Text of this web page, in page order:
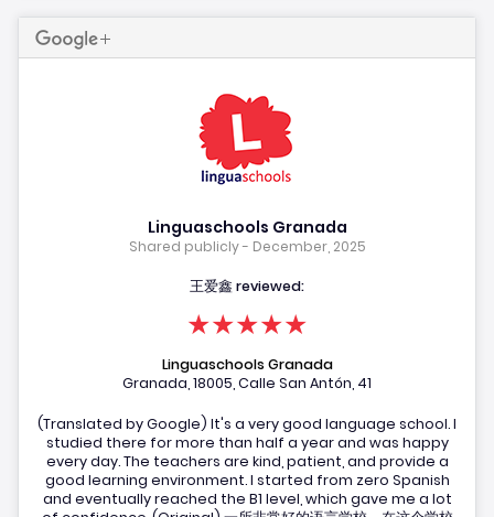
Linguaschools Granada
Shared publicly - December, 2025
王爱鑫 reviewed:
★★★★★
Linguaschools Granada
Granada, 18005, Calle San Antón, 41
(Translated by Google) It's a very good language school. I
studied there for more than half a year and was happy
every day. The teachers are kind, patient, and provide a
good learning environment. I started from zero Spanish
and eventually reached the B1 level, which gave me a lot